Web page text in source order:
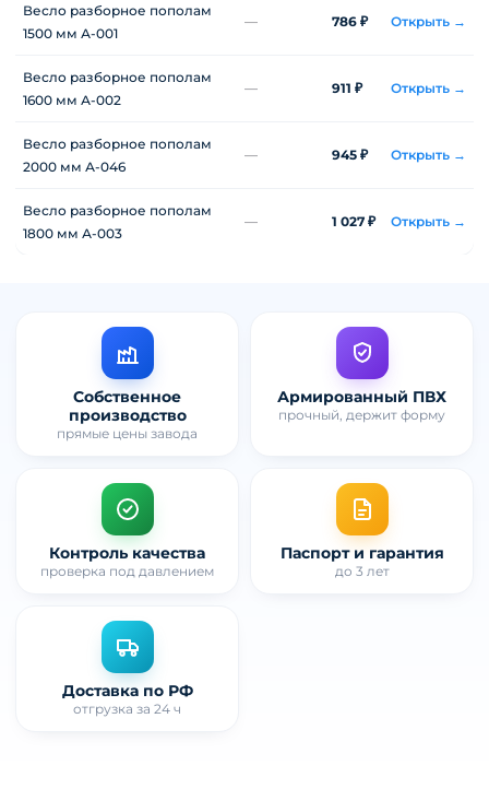
Весло разборное пополам
1500 мм А-001
— 786 ₽ Открыть →
Весло разборное пополам
1600 мм А-002
— 911 ₽ Открыть →
Весло разборное пополам
2000 мм А-046
— 945 ₽ Открыть →
Весло разборное пополам
1800 мм А-003
— 1 027 ₽ Открыть →
Собственное
производство
прямые цены завода
Армированный ПВХ
прочный, держит форму
Контроль качества
проверка под давлением
Паспорт и гарантия
до 3 лет
Доставка по РФ
отгрузка за 24 ч